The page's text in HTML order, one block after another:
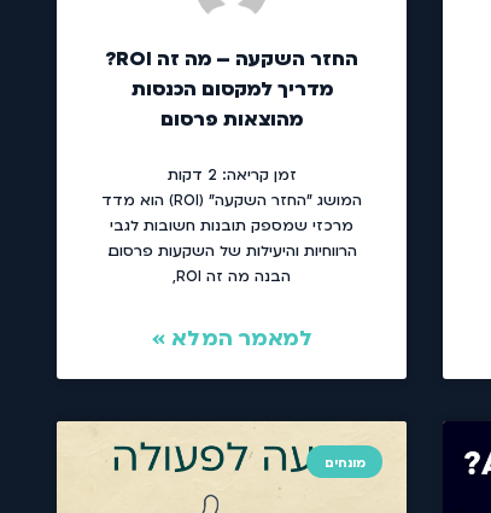
החזר השקעה – מה זה ROI?
מדריך למקסום הכנסות
מהוצאות פרסום
זמן קריאה: 2 דקות
המושג "החזר השקעה" (ROI) הוא מדד
מרכזי שמספק תובנות חשובות לגבי
הרווחיות והיעילות של השקעות פרסום.
הבנה מה זה ROI,
למאמר המלא »
מונחים